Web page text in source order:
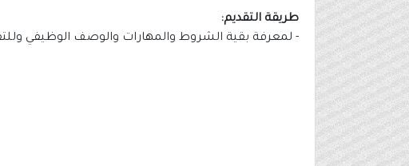
طريقة التقديم:
- لمعرفة بقية الشروط والمهارات والوصف الوظيفي